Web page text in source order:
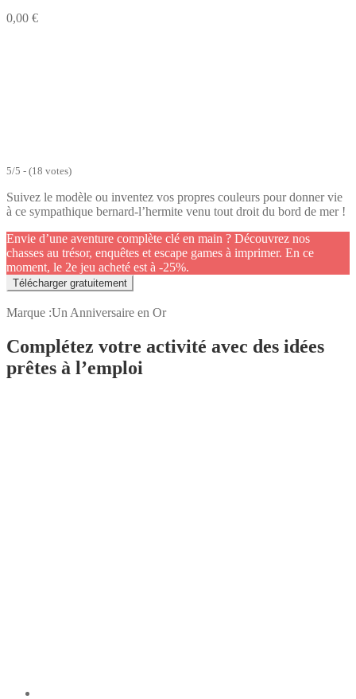
0,00 €
5/5 - (18 votes)
Suivez le modèle ou inventez vos propres couleurs pour donner vie
à ce sympathique bernard-l’hermite venu tout droit du bord de mer !
Envie d’une aventure complète clé en main ? Découvrez nos
chasses au trésor, enquêtes et escape games à imprimer. En ce
moment, le 2e jeu acheté est à -25%.
Télécharger gratuitement
Marque :Un Anniversaire en Or
Complétez votre activité avec des idées
prêtes à l’emploi